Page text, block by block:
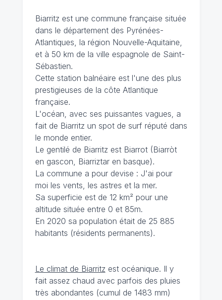
Biarritz est une commune française située
dans le département des Pyrénées-
Atlantiques, la région Nouvelle-Aquitaine,
et à 50 km de la ville espagnole de Saint-
Sébastien.
Cette station balnéaire est l'une des plus
prestigieuses de la côte Atlantique
française.
L'océan, avec ses puissantes vagues, a
fait de Biarritz un spot de surf réputé dans
le monde entier.
Le gentilé de Biarritz est Biarrot (Biarròt
en gascon, Biarriztar en basque).
La commune a pour devise : J'ai pour
moi les vents, les astres et la mer.
Sa superficie est de 12 km² pour une
altitude située entre 0 et 85m.
En 2020 sa population était de 25 885
habitants (résidents permanents).
Le climat de Biarritz est océanique. Il y
fait assez chaud avec parfois des pluies
très abondantes (cumul de 1483 mm)